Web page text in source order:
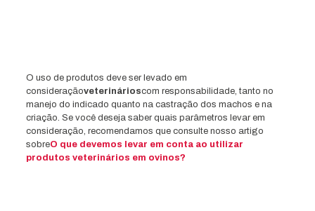
O uso de produtos deve ser levado em
consideraçãoveterinárioscom responsabilidade, tanto no
manejo do indicado quanto na castração dos machos e na
criação. Se você deseja saber quais parâmetros levar em
consideração, recomendamos que consulte nosso artigo
sobreO que devemos levar em conta ao utilizar
produtos veterinários em ovinos?